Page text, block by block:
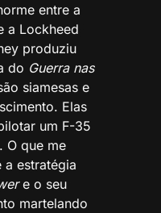
entre a
a Lockheed
produziu
do Guerra nas
siamesas e
Elas
um F-35
O que me
a estratégia
e o seu
martelando